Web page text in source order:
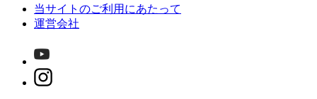
当サイトのご利用にあたって
運営会社